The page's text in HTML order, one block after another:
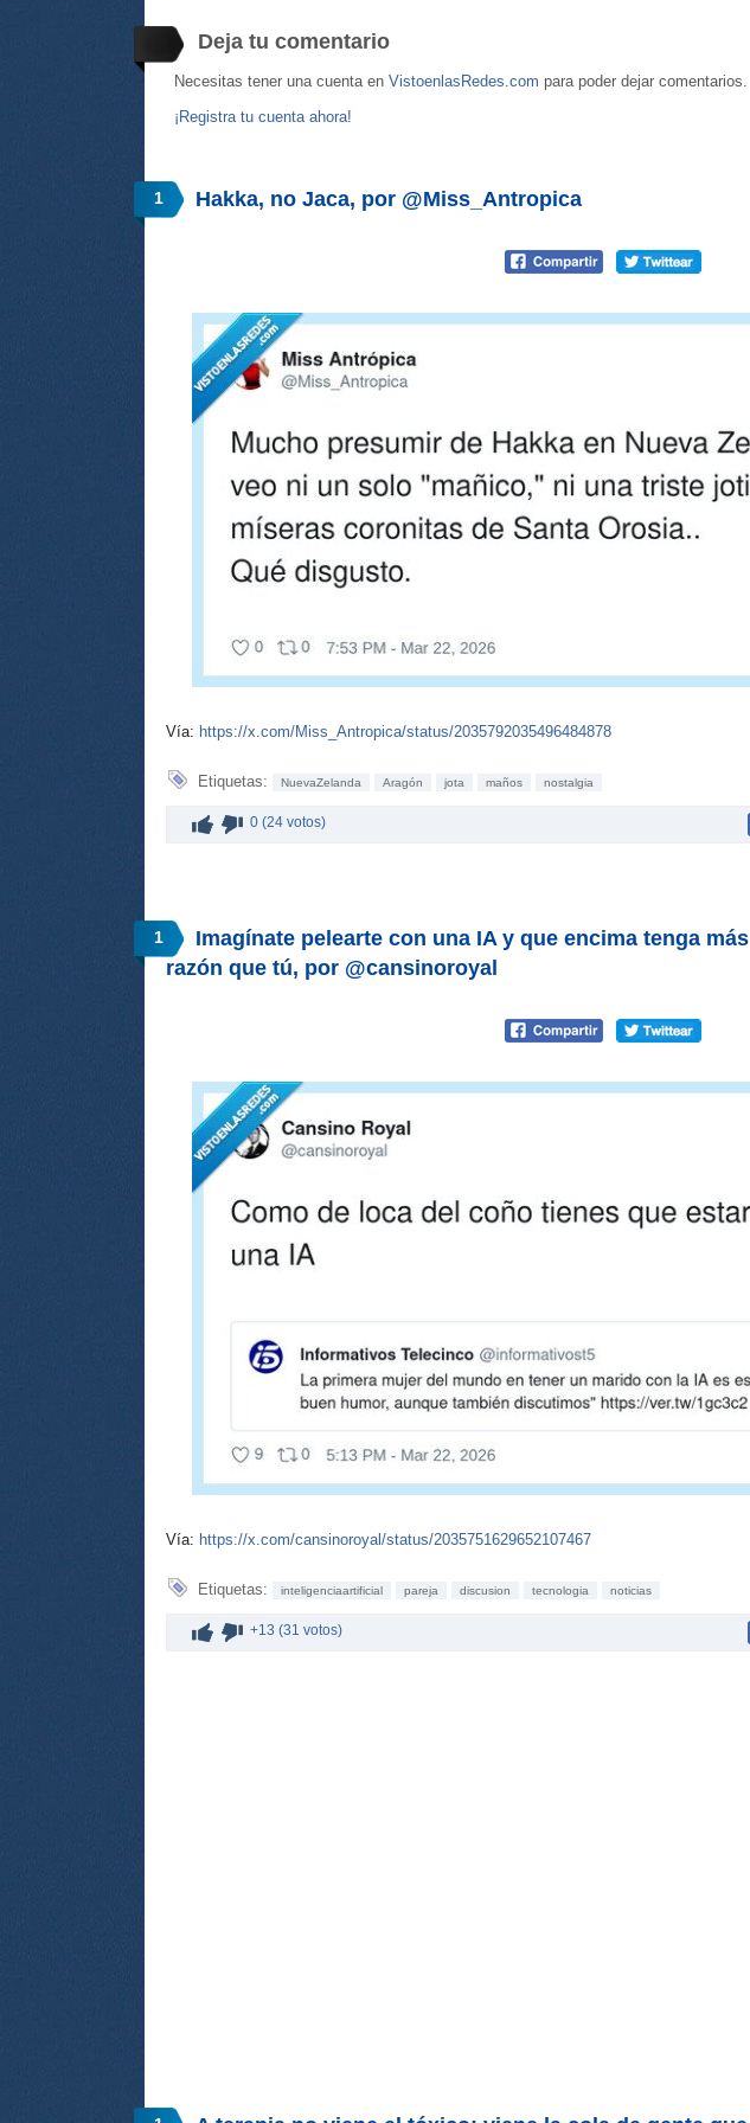
Deja tu comentario
Necesitas tener una cuenta en VistoenlasRedes.com para poder dejar comentarios.
¡Registra tu cuenta ahora!
1 Hakka, no Jaca, por @Miss_Antropica
Vía: https://x.com/Miss_Antropica/status/2035792035496484878
Etiquetas: NuevaZelanda Aragón jota maños nostalgia
0 (24 votos)
1
Imagínate pelearte con una IA y que encima tenga más
razón que tú, por @cansinoroyal
Vía: https://x.com/cansinoroyal/status/2035751629652107467
Etiquetas: inteligenciaartificial pareja discusion tecnologia noticias
+13 (31 votos)